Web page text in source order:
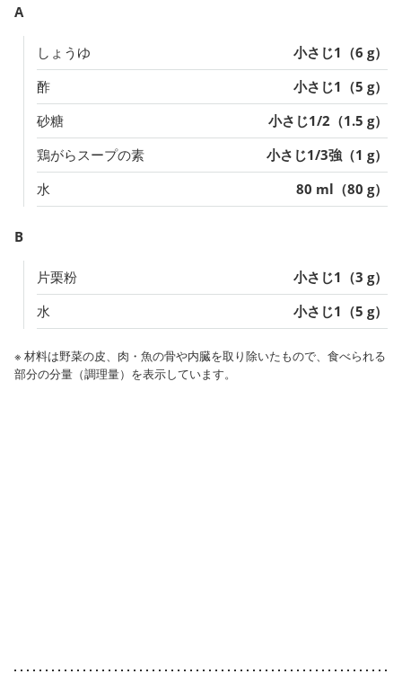
A
しょうゆ
小さじ1（6 g）
酢
小さじ1（5 g）
砂糖
小さじ1/2（1.5 g）
鶏がらスープの素
小さじ1/3強（1 g）
水
80 ml（80 g）
B
片栗粉
小さじ1（3 g）
水
小さじ1（5 g）
※ 材料は野菜の皮、肉・魚の骨や内臓を取り除いたもので、食べられる
部分の分量（調理量）を表示しています。